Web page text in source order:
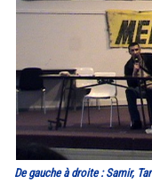
De gauche à droite : Samir,